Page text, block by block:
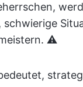
schwierige
⚠️